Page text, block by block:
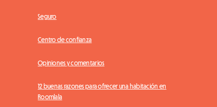
Seguro
Centro de confianza
Opiniones y comentarios
12 buenas razones para ofrecer una habitación en
Roomlala